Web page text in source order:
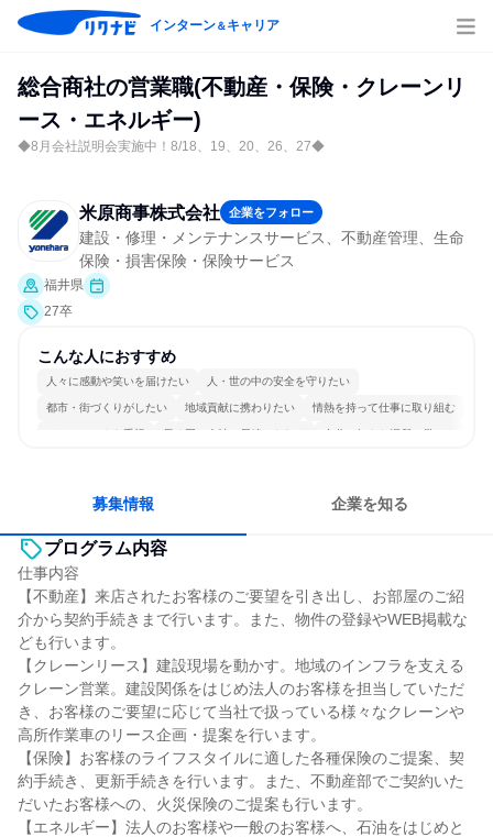
インターン＆キャリア
総合商社の営業職(不動産・保険・クレーンリ
ース・エネルギー)
◆8月会社説明会実施中！8/18、19、20、26、27◆
米原商事株式会社 企業をフォロー
建設・修理・メンテナンスサービス、不動産管理、生命
保険・損害保険・保険サービス
福井県
27卒
こんな人におすすめ
人々に感動や笑いを届けたい 人・世の中の安全を守りたい
都市・街づくりがしたい 地域貢献に携わりたい 情熱を持って仕事に取り組む
チームワークを重視 長く同じ会社に居続けられる 自分の好きな場所で働ける
募集情報 企業を知る
プログラム内容
仕事内容
【不動産】来店されたお客様のご要望を引き出し、お部屋のご紹
介から契約手続きまで行います。また、物件の登録やWEB掲載な
ども行います。
【クレーンリース】建設現場を動かす。地域のインフラを支える
クレーン営業。建設関係をはじめ法人のお客様を担当していただ
き、お客様のご要望に応じて当社で扱っている様々なクレーンや
高所作業車のリース企画・提案を行います。
【保険】お客様のライフスタイルに適した各種保険のご提案、契
約手続き、更新手続きを行います。また、不動産部でご契約いた
だいたお客様への、火災保険のご提案も行います。
【エネルギー】法人のお客様や一般のお客様へ、石油をはじめと